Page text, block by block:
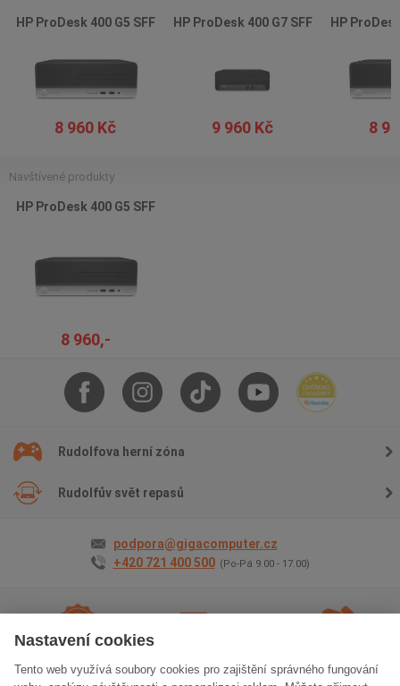
Nastavení cookies
Tento web využívá soubory cookies pro zajištění správného fungování
HP ProDesk 400 G5 SFF
8 960 Kč
HP ProDesk 400 G7 SFF
9 960 Kč
HP
8
Navštívené produkty
HP ProDesk 400 G5 SFF
8 960,-
Rudolfova herní zóna
Rudolfův svět repasů
podpora@gigacomputer.cz
+420 721 400 500 (Po-Pá 9.00 - 17.00)
2 roky záruky na vše Doprava zdarma Osobní odběr zdarma